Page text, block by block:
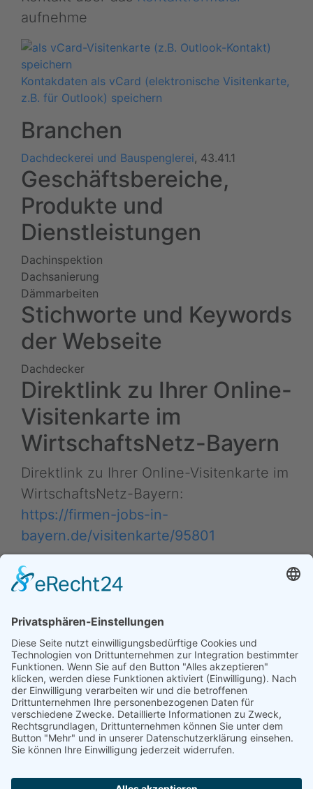
aufnehme
Kontakdaten als vCard (elektronische Visitenkarte,
z.B. für Outlook) speichern
Branchen
Dachdeckerei und Bauspenglerei, 43.41.1
Geschäftsbereiche,
Produkte und
Dienstleistungen
Dachinspektion
Dachsanierung
Dämmarbeiten
Stichworte und Keywords
der Webseite
Dachdecker
Direktlink zu Ihrer Online-
Visitenkarte im
WirtschaftsNetz-Bayern
Direktlink zu Ihrer Online-Visitenkarte im
WirtschaftsNetz-Bayern:
https://firmen-jobs-in-
bayern.de/visitenkarte/95801
Tipp: Nutzen Sie diese kurze Internet-Adresse in E-
Mails, Signaturen sowie in Ihren Profilen auf
Daten ändern (Inhaber) •
Drucken • Änderung
vorschlagen
Daten ändern (für Inhaber)•Änderung
vorschlagen•Drucken